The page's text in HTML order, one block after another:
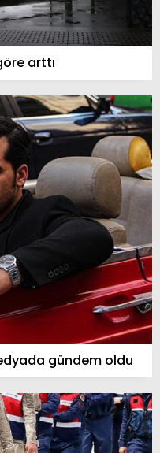
arttı
gündem oldu